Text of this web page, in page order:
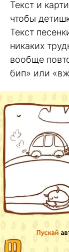
Текст и
чтобы
Текст
никаких
вообще
бип» или